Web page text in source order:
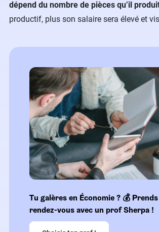
dépend du nombre de pièces qu’il
productif, plus son salaire sera élevé et
Tu galères en Économie ? 💰
rendez-vous avec un prof Sherpa !